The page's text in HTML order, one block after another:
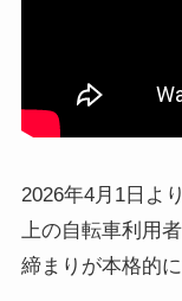
2026年4月1日よ
上の自転車利用
締まりが本格的